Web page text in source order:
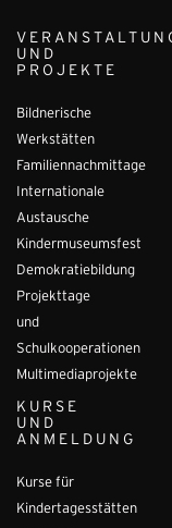
UND
PROJEKTE
Bildnerische
Werkstätten
Familiennachmittage
Internationale
Austausche
Kindermuseumsfest
Demokratiebildung
Projekttage
und
Schulkooperationen
Multimediaprojekte
KURSE
UND
ANMELDUNG
Kurse für
Kindertagesstätten